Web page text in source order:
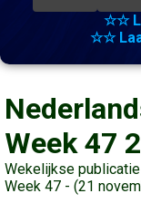
☆☆
☆☆
Week 47
Wekelijkse
Week 47 - (21